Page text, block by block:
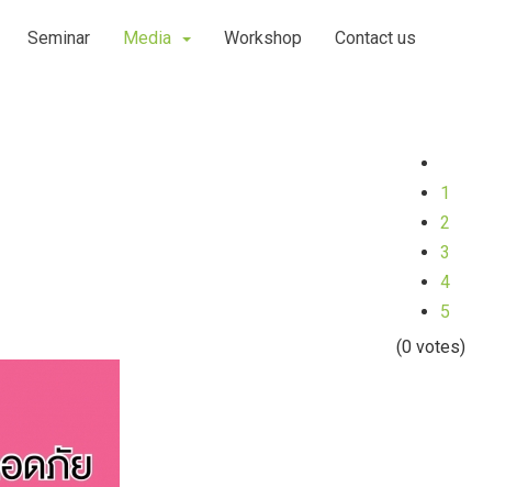
Seminar Media Workshop Contact us
1
2
3
4
5
(0 votes)